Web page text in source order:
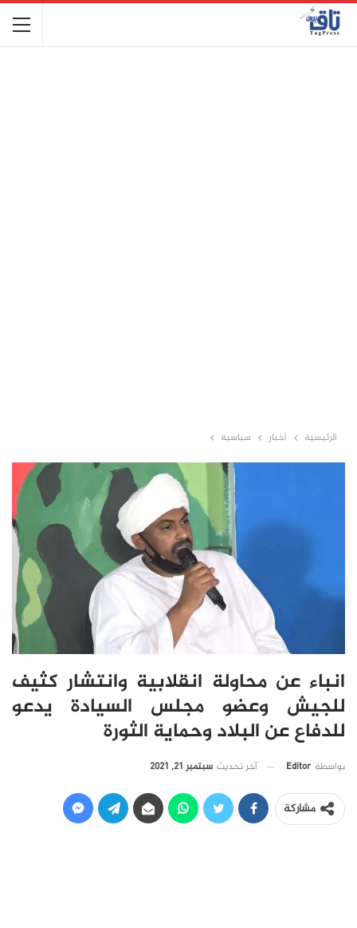
الرئيسية أخبار سياسية
انباء عن محاولة انقلابية وانتشار كثيف
للجيش وعضو مجلس السيادة يدعو
للدفاع عن البلاد وحماية الثورة
بواسطة Editor آخر تحديث سبتمبر 21, 2021
مشاركة